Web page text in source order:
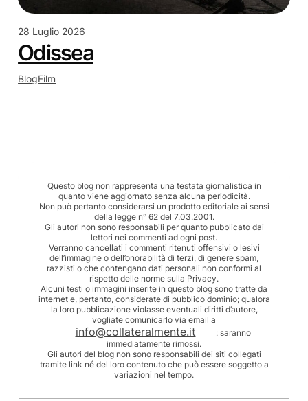
28 Luglio 2026
Odissea
BlogFilm
Questo blog non rappresenta una testata giornalistica in
quanto viene aggiornato senza alcuna periodicità.
Non può pertanto considerarsi un prodotto editoriale ai sensi
della legge n° 62 del 7.03.2001.
Gli autori non sono responsabili per quanto pubblicato dai
lettori nei commenti ad ogni post.
Verranno cancellati i commenti ritenuti offensivi o lesivi
dell’immagine o dell’onorabilità di terzi, di genere spam,
razzisti o che contengano dati personali non conformi al
rispetto delle norme sulla Privacy.
Alcuni testi o immagini inserite in questo blog sono tratte da
internet e, pertanto, considerate di pubblico dominio; qualora
la loro pubblicazione violasse eventuali diritti d’autore,
vogliate comunicarlo via email a
info@collateralmente.it
: saranno
immediatamente rimossi.
Gli autori del blog non sono responsabili dei siti collegati
tramite link né del loro contenuto che può essere soggetto a
variazioni nel tempo.